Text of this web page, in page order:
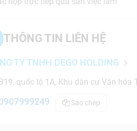
THÔNG TIN LIÊN HỆ
TY TNHH DEGO HOLDING
quốc lộ 1A, Khu dân cư Văn
Sao chép